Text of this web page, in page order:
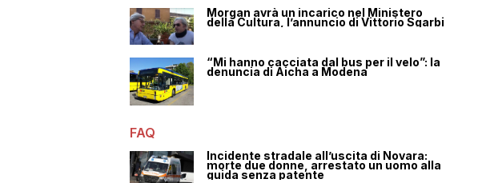
Morgan avrà un incarico nel Ministero
della Cultura, l’annuncio di Vittorio Sgarbi
“Mi hanno cacciata dal bus per il velo”: la
denuncia di Aicha a Modena
FAQ
Incidente stradale all’uscita di Novara:
morte due donne, arrestato un uomo alla
guida senza patente